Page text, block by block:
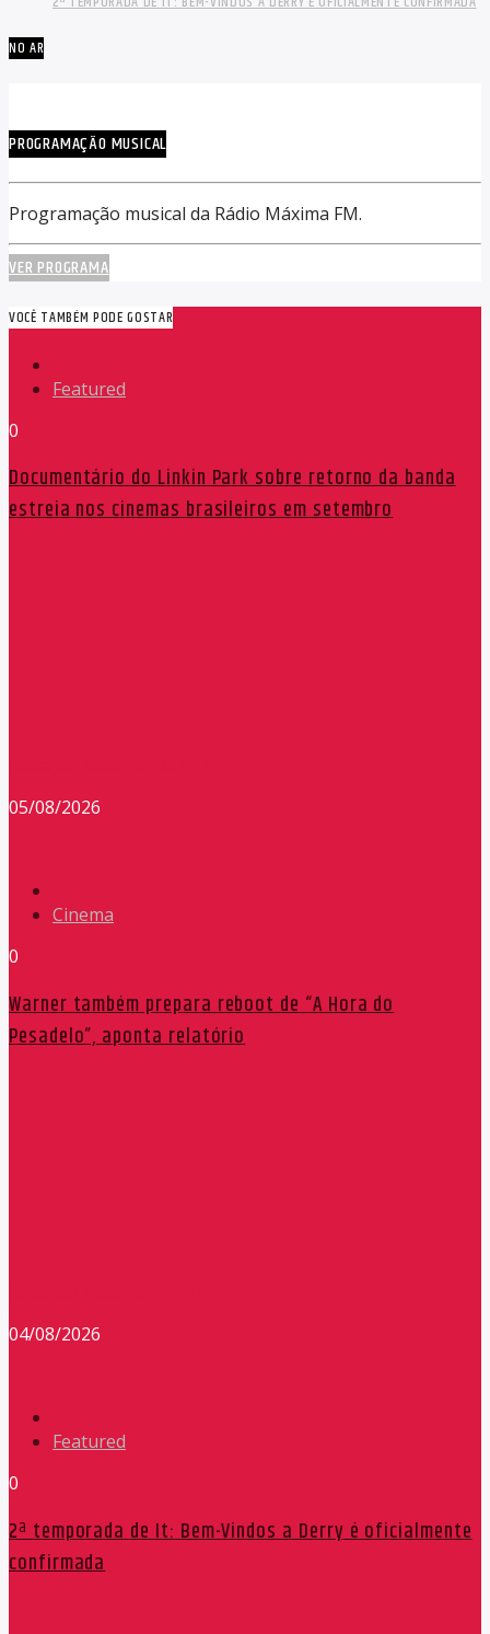
NO AR
PROGRAMAÇÃO MUSICAL
Programação musical da Rádio Máxima FM.
VER PROGRAMA
VOCÊ TAMBÉM PODE GOSTAR
Featured
0
Documentário do Linkin Park sobre retorno da banda
estreia nos cinemas brasileiros em setembro
05/08/2026
Cinema
0
Warner também prepara reboot de “A Hora do
Pesadelo”, aponta relatório
04/08/2026
Featured
0
2ª temporada de It: Bem-Vindos a Derry é oficialmente
confirmada